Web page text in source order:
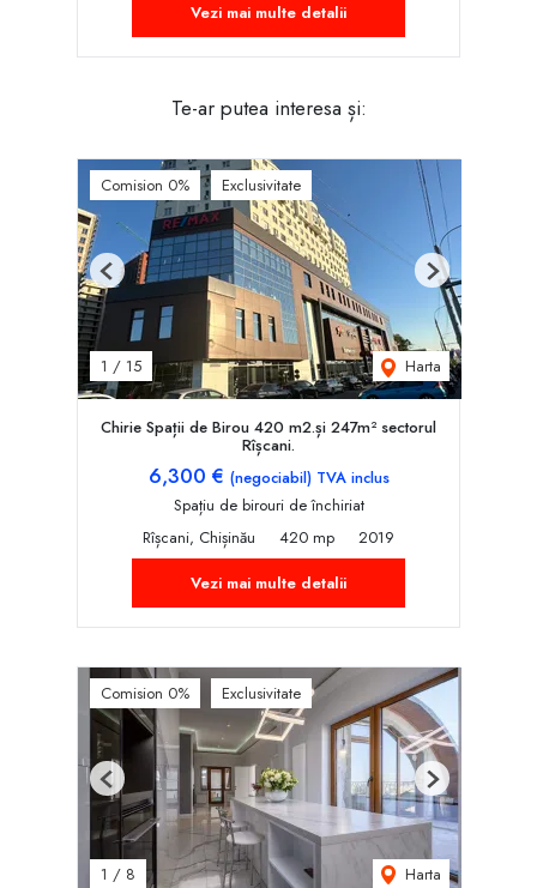
Vezi mai multe detalii
Te-ar putea interesa și:
Comision 0% Exclusivitate
1 / 15 Harta
Previous Next
Chirie Spații de Birou 420 m2.și 247m² sectorul
Rîșcani.
6,300 € (negociabil) TVA inclus
Spațiu de birouri de închiriat
Rîșcani, Chișinău
420 mp
2019
Vezi mai multe detalii
Comision 0% Exclusivitate
1 / 8 Harta
Previous Next